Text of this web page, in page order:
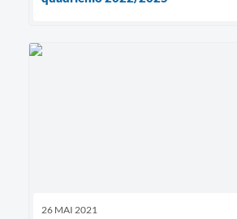
26 MAI 2021